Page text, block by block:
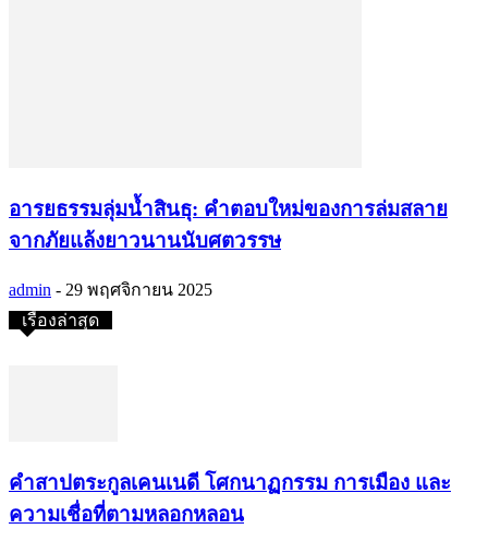
อารยธรรมลุ่มน้ำสินธุ: คำตอบใหม่ของการล่มสลาย
จากภัยแล้งยาวนานนับศตวรรษ
admin - 29 พฤศจิกายน 2025
เรื่องล่าสุด
คำสาปตระกูลเคนเนดี โศกนาฏกรรม การเมือง และ
ความเชื่อที่ตามหลอกหลอน